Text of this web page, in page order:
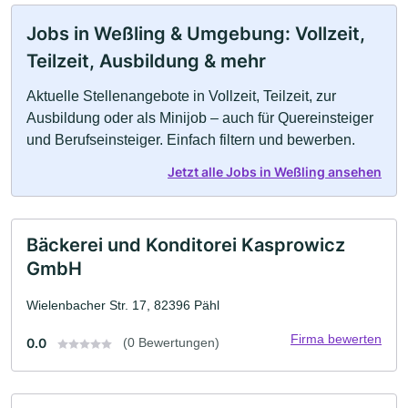
Jobs in Weßling & Umgebung: Vollzeit,
Teilzeit, Ausbildung & mehr
Aktuelle Stellenangebote in Vollzeit, Teilzeit, zur
Ausbildung oder als Minijob – auch für Quereinsteiger
und Berufseinsteiger. Einfach filtern und bewerben.
Jetzt alle Jobs in Weßling ansehen
Bäckerei und Konditorei Kasprowicz
GmbH
Wielenbacher Str. 17, 82396 Pähl
0.0 (0 Bewertungen) Firma bewerten